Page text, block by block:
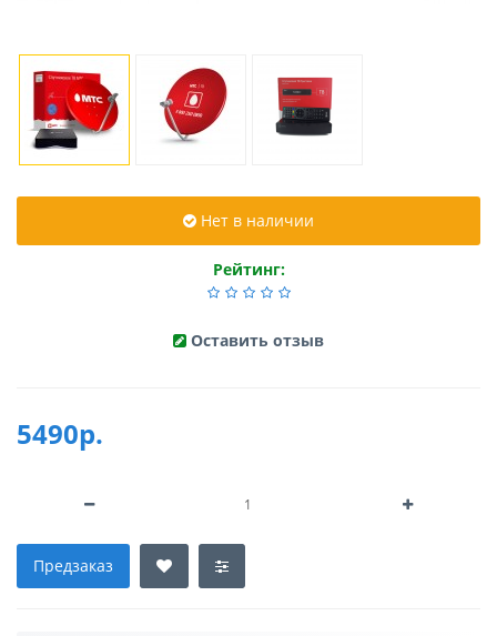
Нет в наличии
Рейтинг:
Оставить отзыв
5490р.
Предзаказ